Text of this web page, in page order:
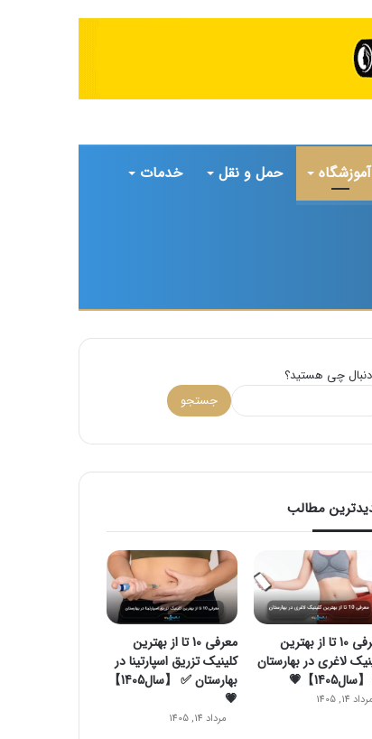
آموزشگاه حمل و نقل خدمات
پوسته
چی هستید؟
جستجو
مطالب
معرفی 10 تا از بهترین
لاغری در بهارستان
】💗
مرداد 14, 1405
معرفی 10 تا از بهترین
کلینیک تزریق اسپارتینا در
بهارستان ✅ 【سال1405】
💗
مرداد 14, 1405